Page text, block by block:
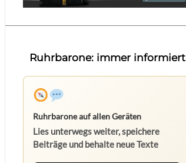
Ruhrbarone: immer informiert
Ruhrbarone auf allen Geräten
Lies unterwegs weiter, speichere
Beiträge und behalte neue Texte